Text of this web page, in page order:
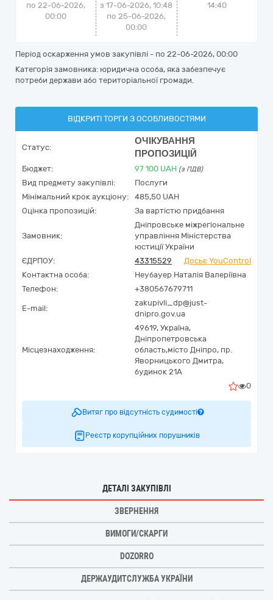
по 22-06-2026,
00:00
з 17-06-2026, 10:48
по 25-06-2026,
00:00
14:40
Період оскарження умов закупівлі - по 22-06-2026, 00:00
Категорія замовника: юридична особа, яка забезпечує
потреби держави або територіальної громади.
ВІДКРИТІ ТОРГИ З ОСОБЛИВОСТЯМИ
Статус:
ОЧІКУВАННЯ
ПРОПОЗИЦІЙ
Бюджет: 97 100 UAH (з ПДВ)
Вид предмету закупівлі:
Послуги
Мінімальний крок аукціону:
485,50 UAH
Оцінка пропозицій:
За вартістю придбання
Замовник:
Дніпровське міжрегіональне
управління Міністерства
юстиції України
ЄДРПОУ:
43315529
Досьє YouControl
Контактна особа:
Неубауер Наталія Валеріївна
Телефон:
+380567679711
E-mail:
zakupivli_dp@just-
dnipro.gov.ua
Місцезнаходження:
49619, Україна,
Дніпропетровська
область,місто Дніпро, пр.
Яворницького Дмитра,
будинок 21А
0
Витяг про відсутність судимості
Реєстр корупційних порушників
ДЕТАЛІ ЗАКУПІВЛІ
ЗВЕРНЕННЯ
ВИМОГИ/СКАРГИ
DOZORRO
ДЕРЖАУДИТСЛУЖБА УКРАЇНИ